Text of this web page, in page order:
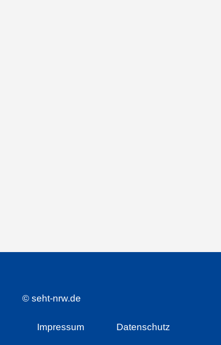
© seht-nrw.de
Impressum Datenschutz